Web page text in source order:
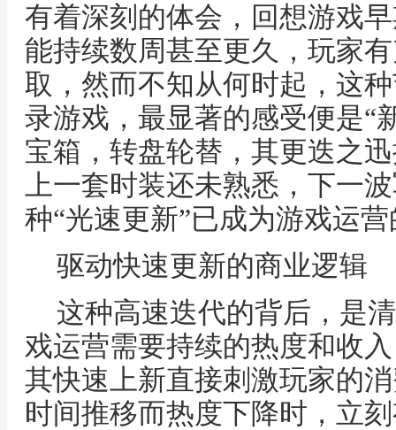
有着深刻的体会，回想游戏
能持续数周甚至更久，玩家
取，然而不知从何时起，这
录游戏，最显著的感受便是“
宝箱，转盘轮替，其更迭之
上一套时装还未熟悉，下一
种“光速更新”已成为游戏运
驱动快速更新的商业逻辑
这种高速迭代的背后，是
戏运营需要持续的热度和收
其快速上新直接刺激玩家的
时间推移而热度下降时，立